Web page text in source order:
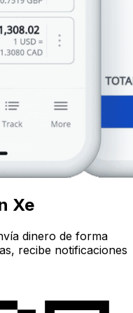
Xe
dinero de forma
recibe notificaciones